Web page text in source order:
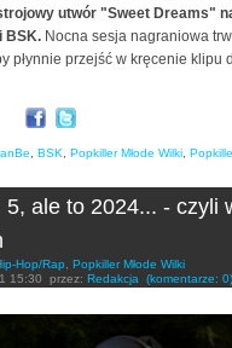
utwór "Sweet Dreams"
BSK. Nocna sesja nagraniowa
płynnie przejść w kręcenie klipu
BSK Popkiller Młode Wilki
5, ale to 2024... - czyli
Hop/Rap
Popkiller Młode Wilki
15:30 przez: Redakcja (komentarze: 0)